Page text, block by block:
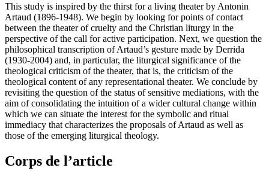
This study is inspired by the thirst for a living theater by Antonin
Artaud (1896-1948). We begin by looking for points of contact
between the theater of cruelty and the Christian liturgy in the
perspective of the call for active participation. Next, we question the
philosophical transcription of Artaud’s gesture made by Derrida
(1930-2004) and, in particular, the liturgical significance of the
theological criticism of the theater, that is, the criticism of the
theological content of any representational theater. We conclude by
revisiting the question of the status of sensitive mediations, with the
aim of consolidating the intuition of a wider cultural change within
which we can situate the interest for the symbolic and ritual
immediacy that characterizes the proposals of Artaud as well as
those of the emerging liturgical theology.
Corps de l’article